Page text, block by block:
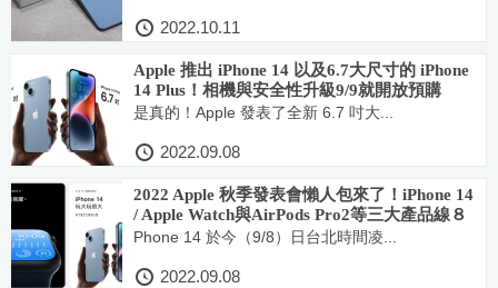
2022.10.11
Apple 推出 iPhone 14 以及6.7大尺寸的 iPhone
14 Plus！相機與安全性升級9/9就開放預購
是真的！Apple 發表了全新 6.7 吋大...
2022.09.08
2022 Apple 秋季發表會懶人包來了！iPhone 14
/ Apple Watch與AirPods Pro2等三大產品線８
款新品就是要攻佔你的荷包！
Phone 14 於今（9/8）日台北時間凌...
2022.09.08